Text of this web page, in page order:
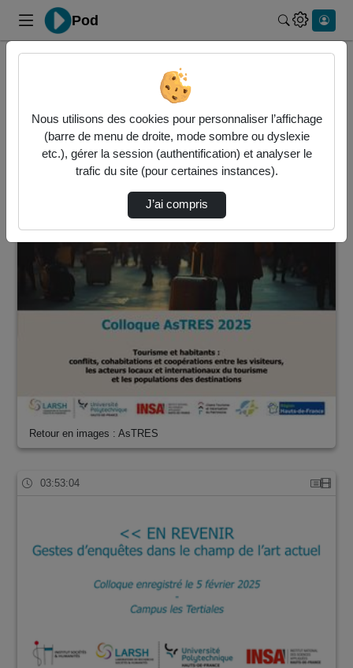
Pod
6 vidéos trouvées
Audio Vidéo Statistiques de vues
Direction de tri
00:03:28
Retour en images : AsTRES
03:53:04
Nous utilisons des cookies pour personnaliser l’affichage
(barre de menu de droite, mode sombre ou dyslexie
etc.), gérer la session (authentification) et analyser le
trafic du site (pour certaines instances).
J’ai compris